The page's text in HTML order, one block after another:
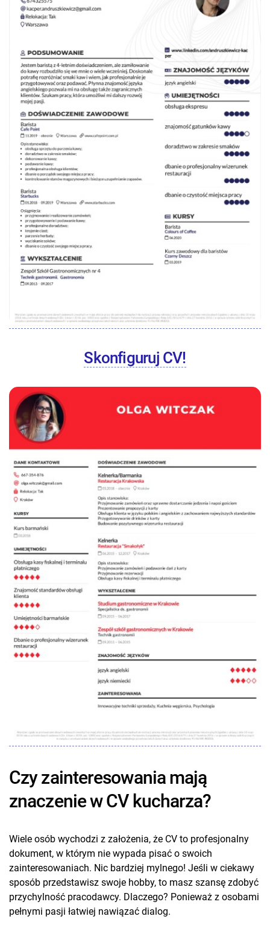
Skonfiguruj CV!
Czy zainteresowania mają
znaczenie w CV kucharza?
Wiele osób wychodzi z założenia, że CV to profesjonalny
dokument, w którym nie wypada pisać o swoich
zainteresowaniach. Nic bardziej mylnego! Jeśli w ciekawy
sposób przedstawisz swoje hobby, to masz szansę zdobyć
przychylność pracodawcy. Dlaczego? Ponieważ z osobami
pełnymi pasji łatwiej nawiązać dialog.